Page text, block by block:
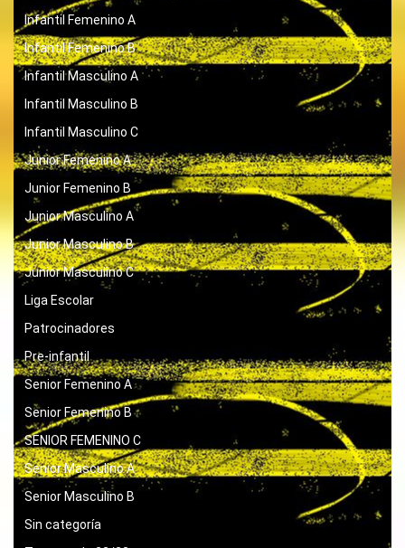
Infantil Femenino A
Infantil Femenino B
Infantil Masculino A
Infantil Masculino B
Infantil Masculino C
Junior Femenino A
Junior Femenino B
Junior Masculino A
Junior Masculino B
Junior Masculino C
Liga Escolar
Patrocinadores
Pre-infantil
Senior Femenino A
Senior Femenino B
SENIOR FEMENINO C
Senior Masculino A
Senior Masculino B
Sin categoría